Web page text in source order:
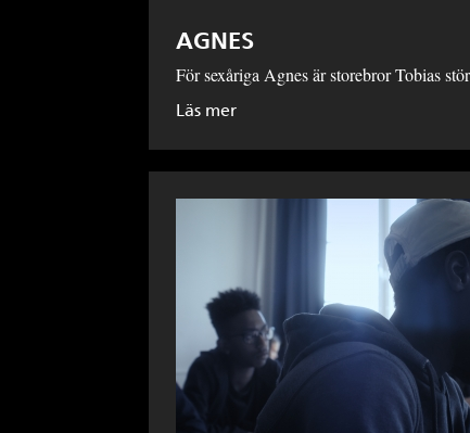
AGNES
För sexåriga Agnes är storebror Tobias
Läs mer